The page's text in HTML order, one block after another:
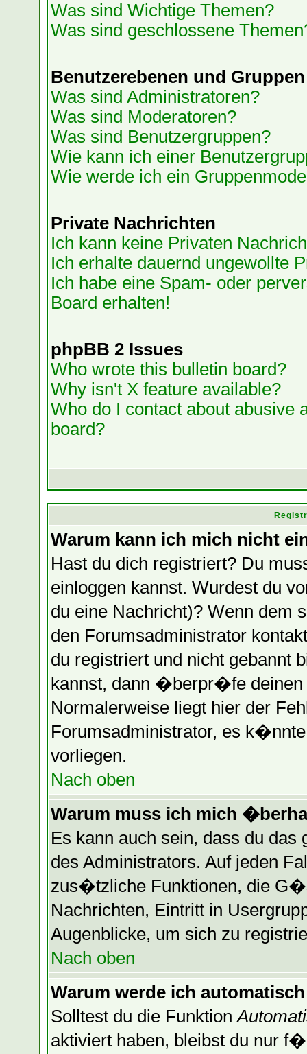
Was sind Wichtige Themen?
Was sind geschlossene
Benutzerebenen und Gruppen
Was sind Administratoren?
Was sind Moderatoren?
Was sind Benutzergruppen?
Wie kann ich einer
Wie werde ich ein
Private Nachrichten
Ich kann keine Privaten
Ich erhalte dauernd ungewollte
Ich habe eine Spam- oder
Board erhalten!
phpBB 2 Issues
Who wrote this bulletin board?
Why isn't X feature available?
Who do I contact about abusive
board?
Warum kann ich mich nicht
Hast du dich registriert? Du
einloggen kannst. Wurdest du
du eine Nachricht)? Wenn dem
den Forumsadministrator
du registriert und nicht gebannt
kannst, dann �berpr�fe deinen
Normalerweise liegt hier der
Forumsadministrator, es
vorliegen.
Nach oben
Warum muss ich mich
Es kann auch sein, dass du
des Administrators. Auf jeden
zus�tzliche Funktionen, die
Nachrichten, Eintritt in
Augenblicke, um sich zu
Nach oben
Warum werde ich
Solltest du die Funktion
aktiviert haben, bleibst du nur